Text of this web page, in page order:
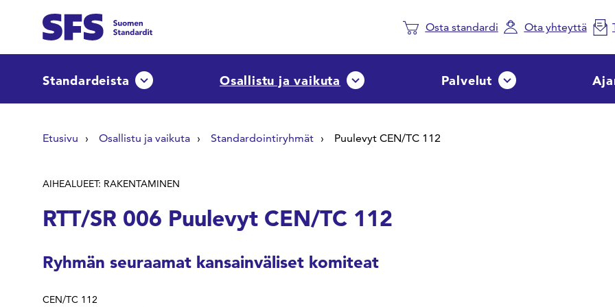
Osta standardi Ota yhteyttä
Standardeista Avaa tai sulje pudotusvalikkoOsallistu ja vaikuta Avaa tai sulje pudotusvalikko
Palvelut Avaa tai sulje
Etusivu Osallistu ja vaikuta Standardointiryhmät Puulevyt CEN/TC 112
AIHEALUEET: RAKENTAMINEN
RTT/SR 006 Puulevyt CEN/TC 112
Ryhmän seuraamat kansainväliset komiteat
CEN/TC 112